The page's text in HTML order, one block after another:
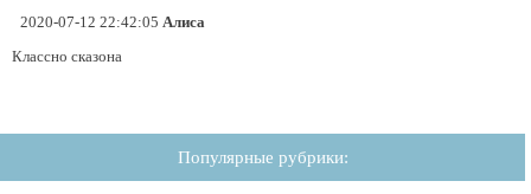
2020-07-12 22:42:05 Алиса
Классно сказона
Популярные рубрики: